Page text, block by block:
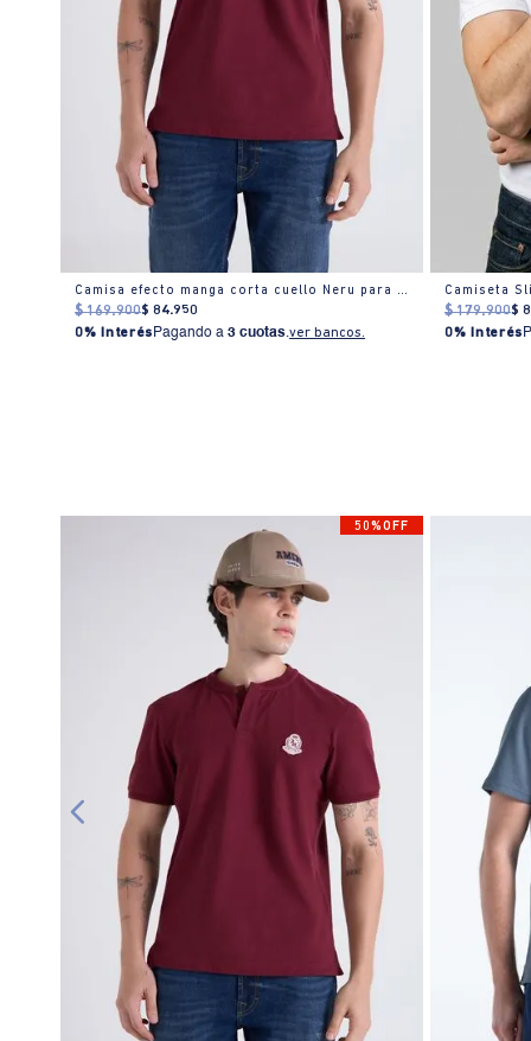
Camisa efecto manga corta cuello Neru para hombre
$ 169.900$ 84.950
0% Interés Pagando a3 cuotas.ver bancos.
Camiseta
$ 179.900$
0% Interés
50%OFF